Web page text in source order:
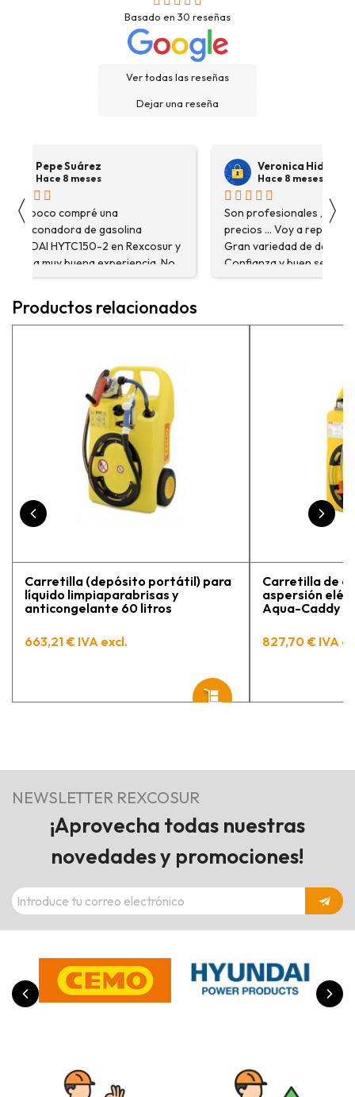
Basado en 30 reseñas
Ver todas las reseñas
Dejar una reseña
〈
Pepe Suárez
Hace 8 meses
Hace poco compré una
destoconadora de gasolina
HYUNDAI HYTC150-2 en Rexcosur y
fue una muy buena experiencia. No
solo me encontré el producto que
asesoraron y explicaron con
detalle para asegurarme de que
adecuada para mi trabajo. Salvador,
la persona con que estuve
contactactanto me explicó todo￼
En general, la recomiendo, he
vuelto a comprar, tengo varios
pedidos en proceso y muy
Veronica Hidalgo
Hace 8 meses
Son profesionales ,
precios ... Voy a repetir
Gran variedad de
Confianza y buen servicio.
〉
Productos relacionados
Carretilla (depósito portátil) para
líquido limpiaparabrisas y
anticongelante 60 litros
663,21 € IVA excl.
Carretilla de
aspersión
Aqua-Caddy
827,70 € IVA
NEWSLETTER REXCOSUR
¡Aprovecha todas nuestras
novedades y promociones!